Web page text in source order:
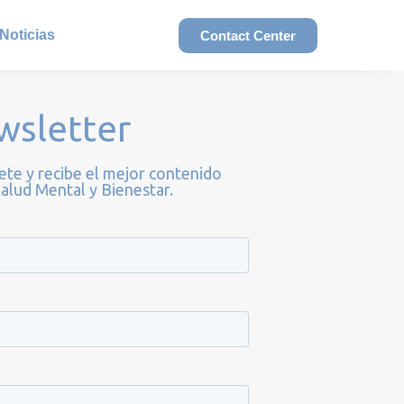
Noticias Contact Center
y recibe el mejor contenido
Mental y Bienestar.